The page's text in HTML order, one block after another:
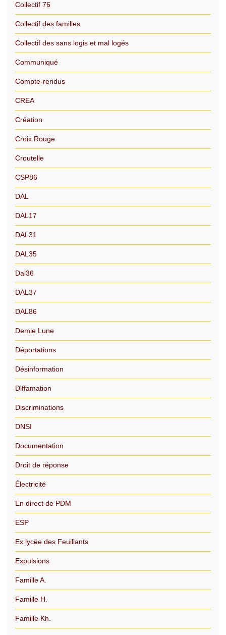
Collectif 76
Collectif des familles
Collectif des sans logis et mal logés
Communiqué
Compte-rendus
CREA
Création
Croix Rouge
Croutelle
CSP86
DAL
DAL17
DAL31
DAL35
Dal36
DAL37
DAL86
Demie Lune
Déportations
Désinformation
Diffamation
Discriminations
DNSI
Documentation
Droit de réponse
Électricité
En direct de PDM
ESP
Ex lycée des Feuillants
Expulsions
Famille A.
Famille H.
Famille Kh.